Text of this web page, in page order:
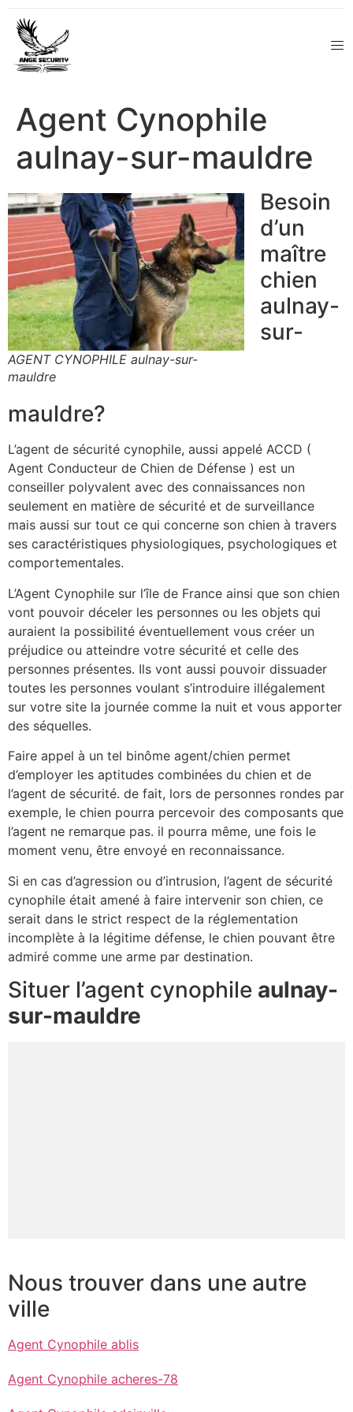
Agent Cynophile
aulnay-sur-mauldre
AGENT CYNOPHILE aulnay-sur-
mauldre
Besoin
d’un
maître
chien
aulnay-
sur-
mauldre?
L’agent de sécurité cynophile, aussi appelé ACCD (
Agent Conducteur de Chien de Défense ) est un
conseiller polyvalent avec des connaissances non
seulement en matière de sécurité et de surveillance
mais aussi sur tout ce qui concerne son chien à travers
ses caractéristiques physiologiques, psychologiques et
comportementales.
L’Agent Cynophile sur l’île de France ainsi que son chien
vont pouvoir déceler les personnes ou les objets qui
auraient la possibilité éventuellement vous créer un
préjudice ou atteindre votre sécurité et celle des
personnes présentes. Ils vont aussi pouvoir dissuader
toutes les personnes voulant s’introduire illégalement
sur votre site la journée comme la nuit et vous apporter
des séquelles.
Faire appel à un tel binôme agent/chien permet
d’employer les aptitudes combinées du chien et de
l’agent de sécurité. de fait, lors de personnes rondes par
exemple, le chien pourra percevoir des composants que
l’agent ne remarque pas. il pourra même, une fois le
moment venu, être envoyé en reconnaissance.
Si en cas d’agression ou d’intrusion, l’agent de sécurité
cynophile était amené à faire intervenir son chien, ce
serait dans le strict respect de la réglementation
incomplète à la légitime défense, le chien pouvant être
admiré comme une arme par destination.
Situer l’agent cynophile aulnay-
sur-mauldre
Nous trouver dans une autre
ville
Agent Cynophile ablis
Agent Cynophile acheres-78